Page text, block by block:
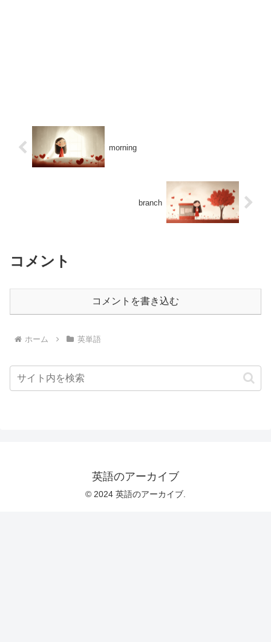
morning
branch
コメント
コメントを書き込む
ホーム 英単語
英語のアーカイブ
© 2024 英語のアーカイブ.